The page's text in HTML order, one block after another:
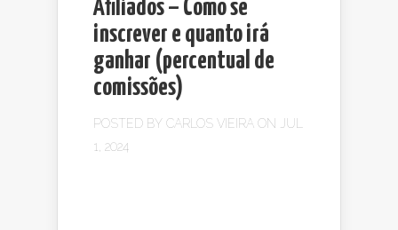
Afiliados – Como se
inscrever e quanto irá
ganhar (percentual de
comissões)
POSTED BY CARLOS VIEIRA ON JUL
1, 2024